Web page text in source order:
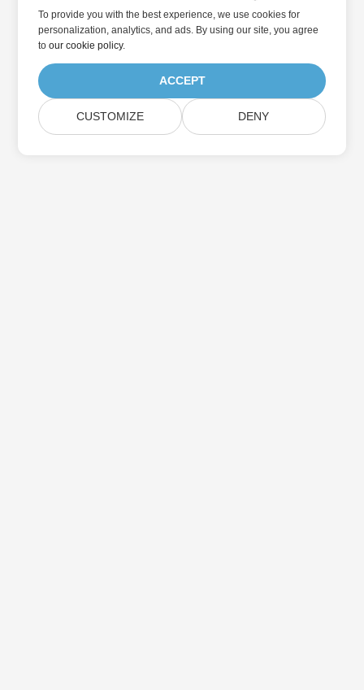
To provide you with the best experience, we use cookies for
personalization, analytics, and ads. By using our site, you agree
toour cookie policy.
ACCEPT
CUSTOMIZE DENY